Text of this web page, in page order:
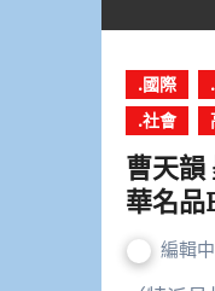
.國際
.社會
曹天韻
華名品
編輯